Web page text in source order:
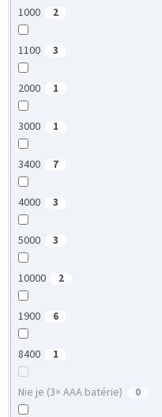
1000 2
1100 3
2000 1
3000 1
3400 7
4000 3
5000 3
10000 2
1900 6
8400 1
Nie je (3× AAA batérie) 0